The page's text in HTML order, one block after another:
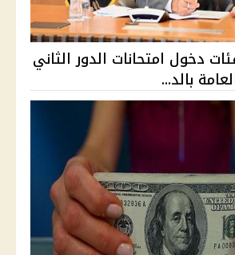
دخول امتحانات الدور الثاني